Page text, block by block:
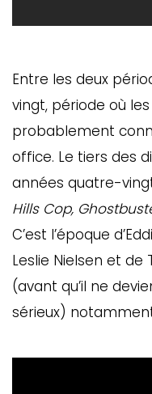
Entre les deux
vingt, période où
probablement
office. Le tiers des
années quatre-
Hills Cop,
C’est l’époque
Leslie Nielsen et de
(avant qu’il ne
sérieux)